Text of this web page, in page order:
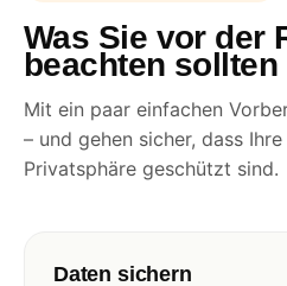
Was Sie vor der
beachten sollten
Mit ein paar einfachen
– und gehen sicher, dass
Privatsphäre geschützt sind.
Daten sichern